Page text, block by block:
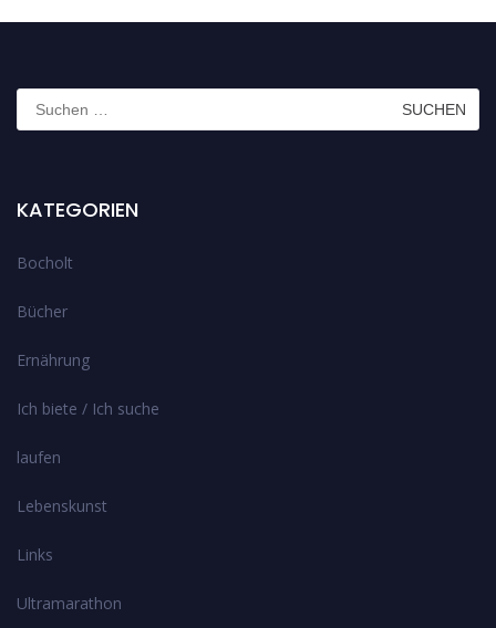
Suchen
nach:
KATEGORIEN
Bocholt
Bücher
Ernährung
Ich biete / Ich suche
laufen
Lebenskunst
Links
Ultramarathon